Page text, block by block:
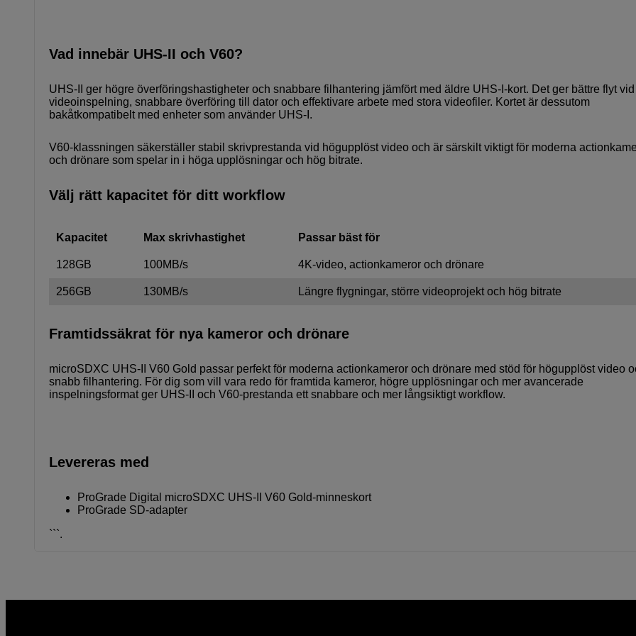
Vad innebär UHS-II och V60?
UHS-II ger högre överföringshastigheter och snabbare filhantering jämfört med äldre UHS-I-kort. Det ger bättre flyt vid
videoinspelning, snabbare överföring till dator och effektivare arbete med stora videofiler. Kortet är dessutom
bakåtkompatibelt med enheter som använder UHS-I.
V60-klassningen säkerställer stabil skrivprestanda vid högupplöst video och är särskilt viktigt för moderna
och drönare som spelar in i höga upplösningar och hög bitrate.
Välj rätt kapacitet för ditt workflow
Kapacitet Max skrivhastighet Passar bäst för
128GB 100MB/s 4K-video, actionkameror och drönare
256GB 130MB/s Längre flygningar, större videoprojekt och hög bitrate
Framtidssäkrat för nya kameror och drönare
microSDXC UHS-II V60 Gold passar perfekt för moderna actionkameror och drönare med stöd för högupplöst video
snabb filhantering. För dig som vill vara redo för framtida kameror, högre upplösningar och mer avancerade
inspelningsformat ger UHS-II och V60-prestanda ett snabbare och mer långsiktigt workflow.
Levereras med
ProGrade Digital microSDXC UHS-II V60 Gold-minneskort
ProGrade SD-adapter
```.